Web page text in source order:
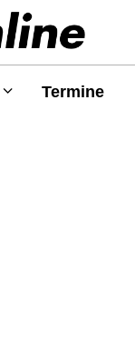
Termine